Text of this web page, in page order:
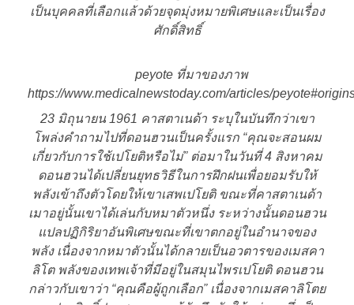
เป็นบุคคลที่เลือกแล้วด้วยจุดมุ่งหมายพิเศษและเป็นเรื่อง
ศักดิ์สิทธิ์
peyote ที่มาของภาพ
https://www.medicalnewstoday.com/articles/
23 มิถุนายน 1961 คาสตาเนด้า ระบุในบันทึกว่าเขา
โพล่งคำถามไปที่ดอนฮวนเป็นครั้งแรก “คุณจะสอนผม
เกี่ยวกับการใช้เปโยติหรือไม่” ต่อมาในวันที่ 4 สิงหาคม
ดอนฮวนได้เปลี่ยนยุทธวิธีในการฝึกฝนเพื่อยอมรับให้
พลังเข้าถึงตัวโดยให้เขาเสพเปโยติ ขณะที่คาสตาเนด้า
เมาอยู่นั้นเขาได้เล่นกับหมาตัวหนึ่ง ระหว่างนั้นดอนฮวน
แปลปฏิกิริยาอันพิเศษขณะที่เขาตกอยู่ในอำนาจของ
พลัง เนื่องจากหมาตัวนั้นได้กลายเป็นอวตารของเมสคา
ลิโต พลังของเทพเจ้าที่มีอยู่ในสมุนไพรเปโยติ ดอนฮวน
กล่าวกับเขาว่า “คุณคือผู้ถูกเลือก” เนื่องจากเมสคาลิโตย